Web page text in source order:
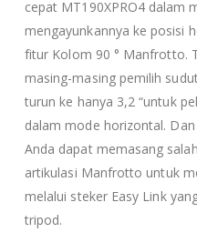
cepat MT190XPRO4 dalam
mengayunkannya ke posisi
fitur Kolom 90 ° Manfrotto.
masing-masing pemilih
turun ke hanya 3,2 “untuk
dalam mode horizontal.
Anda dapat memasang
artikulasi Manfrotto untuk
melalui steker Easy Link
tripod.